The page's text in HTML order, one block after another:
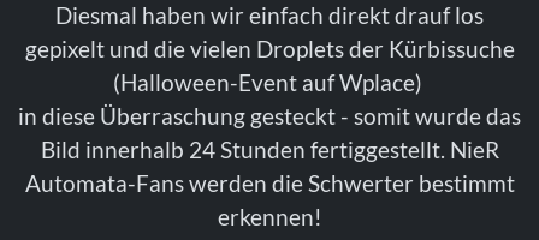
Diesmal haben wir einfach direkt drauf los
gepixelt und die vielen Droplets der Kürbissuche
(Halloween-Event auf Wplace)
in diese Überraschung gesteckt - somit wurde das
Bild innerhalb 24 Stunden fertiggestellt. NieR
Automata-Fans werden die Schwerter bestimmt
erkennen!